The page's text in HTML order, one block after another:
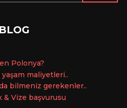
BLOG
Polonya?
maliyetleri..
bilmeniz gerekenler..
& Vize başvurusu